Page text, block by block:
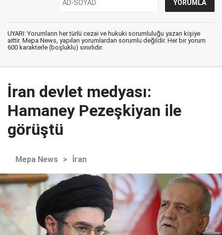
UYARI: Yorumların her türlü cezai ve hukuki sorumluluğu yazan kişiye
aittir. Mepa News, yapılan yorumlardan sorumlu değildir. Her bir yorum
600 karakterle (boşluklu) sınırlıdır.
İran devlet medyası:
Hamaney Pezeşkiyan ile
görüştü
Mepa News > İran